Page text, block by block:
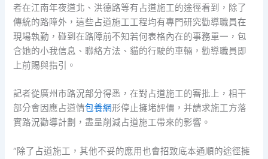
者在江南年夜道北、洪德路等有占道施工的途徑看到，除了
傳統的路障外，這些占道施工工程均有專門研究勸導職員在
現場執勤，碰到在路障前不知若何表格內在的事務單一，包
含她的小我信息、聯絡方法、貓的行駛的車輛，勸導職員即
上前賜與指引。
記者從廣州市路況部分得悉，在對占道施工的審批上，相干
部分會因應占道情包養網形停止擁堵評價，并請求施工方落
實路況勸導計劃，盡量削減占道施工帶來的影響。
“除了占道施工，其他不妥的應用也會招致底本通順的途徑擁